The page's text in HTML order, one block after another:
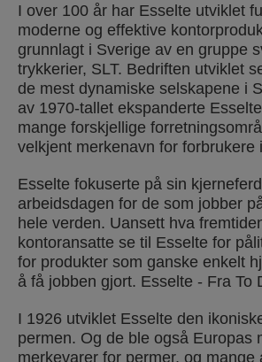
I over 100 år har Esselte utviklet
moderne og effektive
grunnlagt i Sverige av en gruppe
trykkerier, SLT. Bedriften utviklet
de mest dynamiske selskapene i
av 1970-tallet ekspanderte
mange forskjellige
velkjent merkenavn for forbrukere
Esselte fokuserte på sin
arbeidsdagen for de som jobber
hele verden. Uansett hva
kontoransatte se til Esselte for
for produkter som ganske enkelt
å få jobben gjort. Esselte - Fra To
I 1926 utviklet Esselte den
permen. Og de ble også Europas
merkevarer for permer, og mange